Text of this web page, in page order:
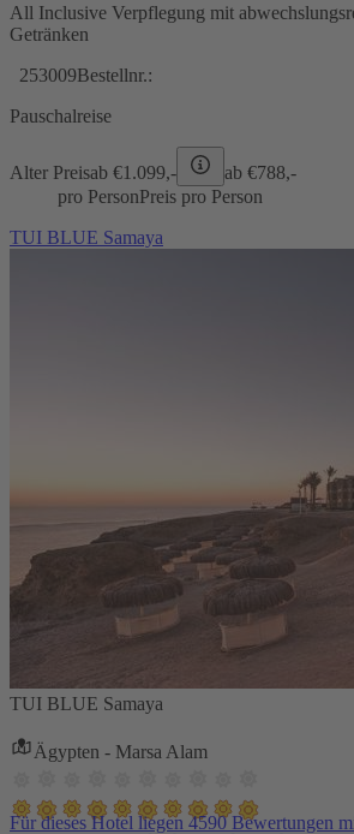
All Inclusive Verpflegung mit
Getränken
253009Bestellnr.:
Pauschalreise
Alter Preisab €1.099,- ab €788,-
pro PersonPreis pro Person
TUI BLUE Samaya
TUI BLUE Samaya
Ägypten - Marsa Alam
Für dieses Hotel liegen 4590 Bewertungen